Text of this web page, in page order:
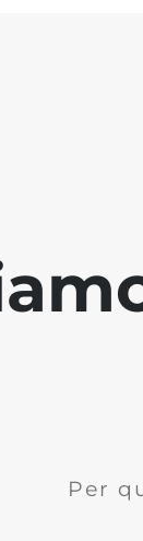
Per